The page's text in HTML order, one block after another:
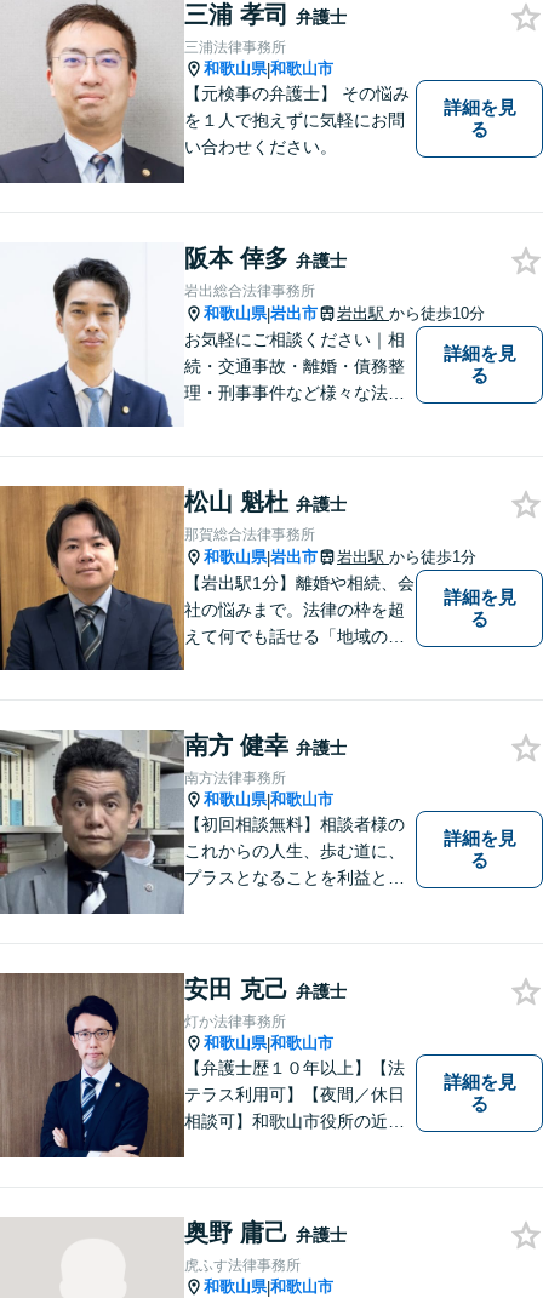
【当日／夜間／応相談】お悩
み事がございましたら、お気
軽にご相談下さい。
三浦 孝司 弁護士
三浦法律事務所
和歌山県|和歌山市
【元検事の弁護士】 その悩み
を１人で抱えずに気軽にお問
い合わせください。
詳細を見
る
阪本 倖多 弁護士
岩出総合法律事務所
和歌山県|岩出市 岩出駅 から徒歩10分
お気軽にご相談ください｜相
続・交通事故・離婚・債務整
理・刑事事件など様々な法律
日・オンライン相談OK（要予
約）｜丁寧な報告とスピード
対応で安心をお届けします
詳細を見
る
松山 魁杜 弁護士
那賀総合法律事務所
和歌山県|岩出市 岩出駅 から徒歩1分
【岩出駅1分】離婚や相続、会
社の悩みまで。法律の枠を超
えて何でも話せる「地域のか
育ちの私が丁寧にサポートし
ます。【丁寧なヒアリング】
【休日や夜間相談も柔軟に対
応】
詳細を見
る
南方 健幸 弁護士
南方法律事務所
和歌山県|和歌山市
【初回相談無料】相談者様の
これからの人生、歩む道に、
プラスとなることを利益と考
ご相談いただくこともありま
す。
詳細を見
る
安田 克己 弁護士
灯か法律事務所
和歌山県|和歌山市
【弁護士歴１０年以上】【法
テラス利用可】【夜間／休日
相談可】和歌山市役所の近
相談ください。あなたの灯り
となれるよう誠心誠意努めま
す。
詳細を見
る
奥野 庸己 弁護士
虎ふす法律事務所
和歌山県|和歌山市